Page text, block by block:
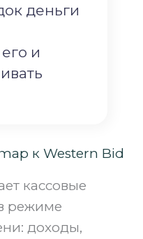
деньги
и
к Western Bid
кассовые
режиме
доходы,